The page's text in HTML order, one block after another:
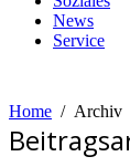
News
Service
Home Archiv